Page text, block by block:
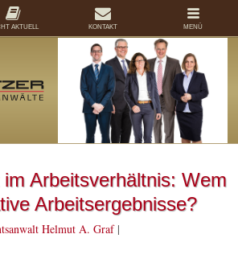
Arbeitsverhältnis: Wem
Arbeitsergebnisse?
Helmut A. Graf|
AKTUELL KONTAKT MENÜ